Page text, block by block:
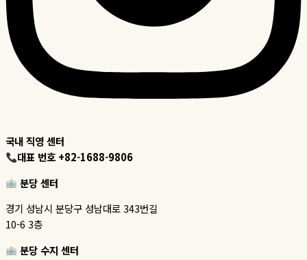
국내 직영 센터
대표 번호 +82-1688-9806
분당 센터
경기 성남시 분당구 성남대로 343번길
10-6 3층
분당 수지 센터